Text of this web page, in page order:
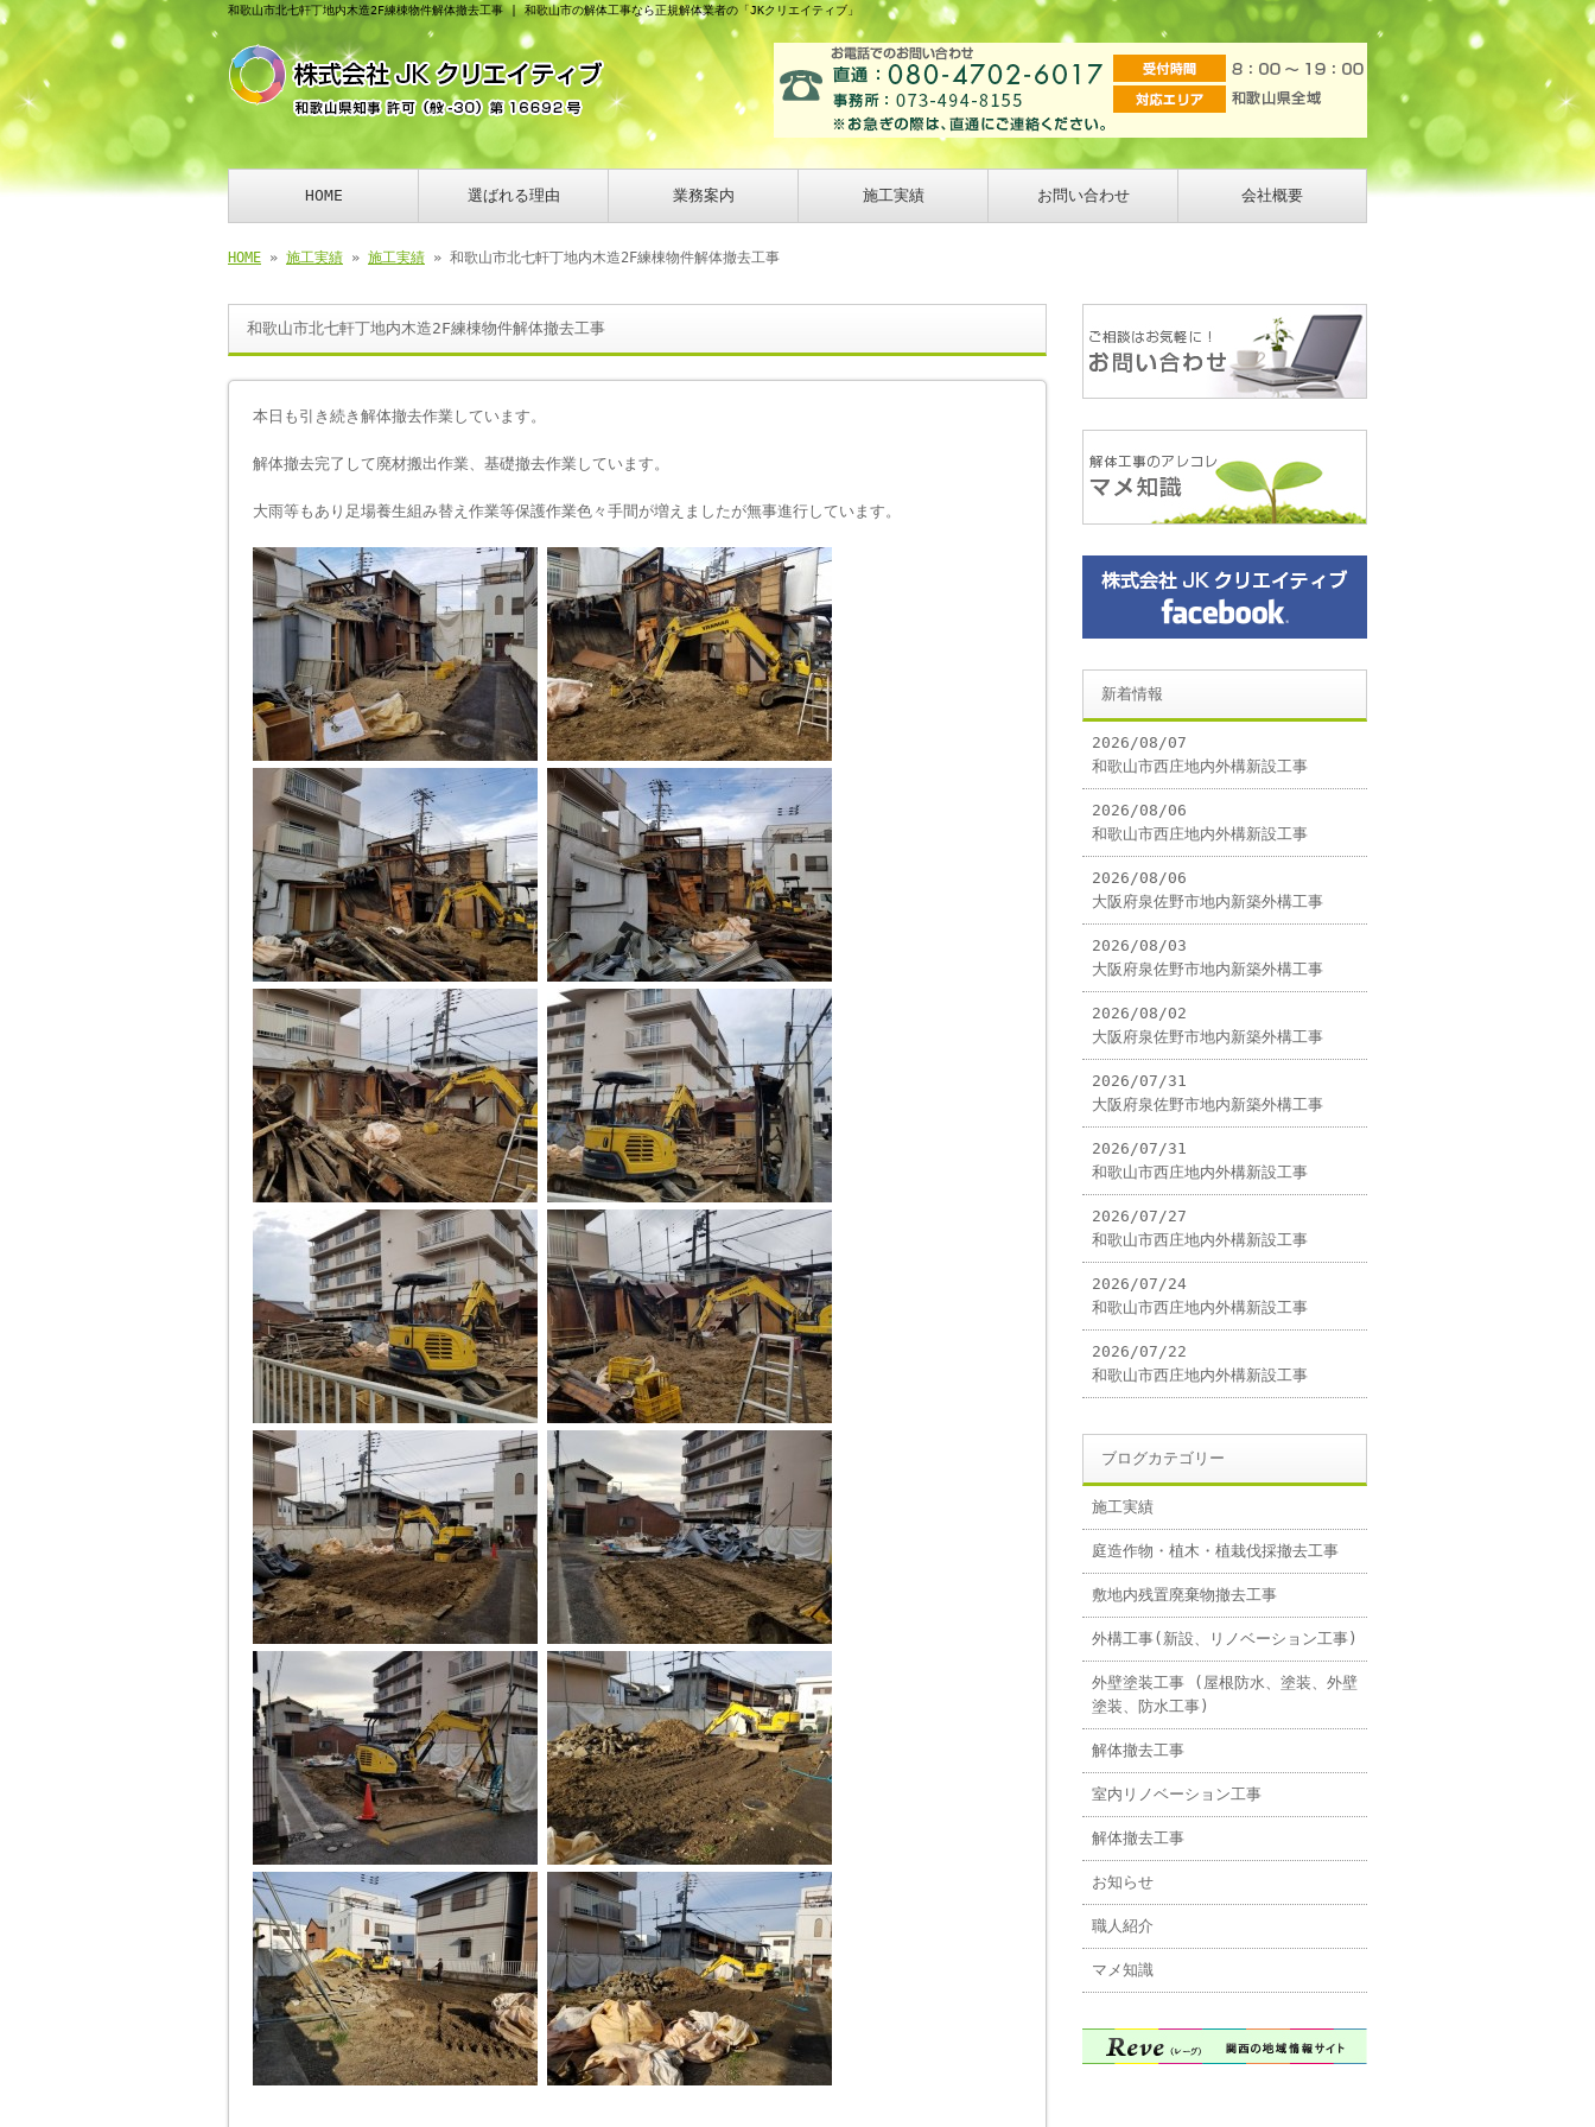
和歌山市北七軒丁地内木造2F練棟物件解体撤去工事 | 和歌山市の解体工事なら正規解体業者の「JKクリエイティブ」
HOME 選ばれる理由 業務案内 施工実績 お問い合わせ 会社概要
HOME » 施工実績 » 施工実績 » 和歌山市北七軒丁地内木造2F練棟物件解体撤去工事
和歌山市北七軒丁地内木造2F練棟物件解体撤去工事
本日も引き続き解体撤去作業しています。
解体撤去完了して廃材搬出作業、基礎撤去作業しています。
大雨等もあり足場養生組み替え作業等保護作業色々手間が増えましたが無事進行しています。
新着情報
2026/08/07
和歌山市西庄地内外構新設工事
2026/08/06
和歌山市西庄地内外構新設工事
2026/08/06
大阪府泉佐野市地内新築外構工事
2026/08/03
大阪府泉佐野市地内新築外構工事
2026/08/02
大阪府泉佐野市地内新築外構工事
2026/07/31
大阪府泉佐野市地内新築外構工事
2026/07/31
和歌山市西庄地内外構新設工事
2026/07/27
和歌山市西庄地内外構新設工事
2026/07/24
和歌山市西庄地内外構新設工事
2026/07/22
和歌山市西庄地内外構新設工事
ブログカテゴリー
施工実績
庭造作物・植木・植栽伐採撤去工事
敷地内残置廃棄物撤去工事
外構工事(新設、リノベーション工事)
外壁塗装工事 (屋根防水、塗装、外壁
塗装、防水工事)
解体撤去工事
室内リノベーション工事
解体撤去工事
お知らせ
職人紹介
マメ知識